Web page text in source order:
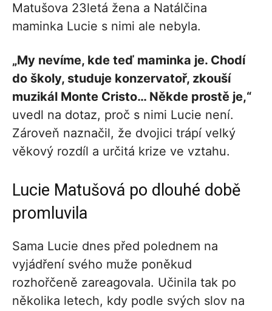
Matušova 23letá žena a Natálčina
maminka Lucie s nimi ale nebyla.
„My nevíme, kde teď maminka je. Chodí
do školy, studuje konzervatoř, zkouší
muzikál Monte Cristo… Někde prostě je,“
uvedl na dotaz, proč s nimi Lucie není.
Zároveň naznačil, že dvojici trápí velký
věkový rozdíl a určitá krize ve vztahu.
Lucie Matušová po dlouhé době
promluvila
Sama Lucie dnes před polednem na
vyjádření svého muže poněkud
rozhořčeně zareagovala. Učinila tak po
několika letech, kdy podle svých slov na